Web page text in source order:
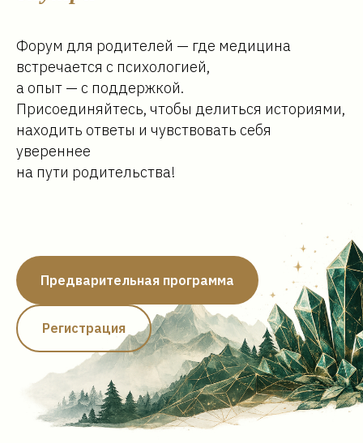
Форум для родителей — где медицина
встречается с психологией,
а опыт — с поддержкой.
Присоединяйтесь, чтобы делиться историями,
находить ответы и чувствовать себя
увереннее
на пути родительства!
Предварительная программа
Регистрация